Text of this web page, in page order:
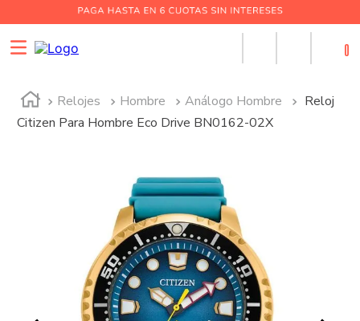
0
Relojes Hombre Análogo Hombre
Reloj
Citizen Para Hombre Eco Drive BN0162-02X